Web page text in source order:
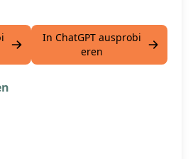
In ChatGPT ausprobi
eren